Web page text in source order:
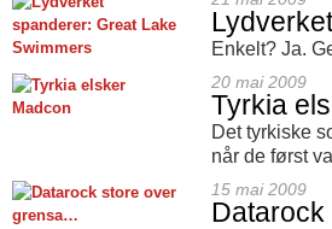
Enkelt? Ja.
20 mai 2009
Tyrkia
Det tyrkiske
når de først
15 mai 2009